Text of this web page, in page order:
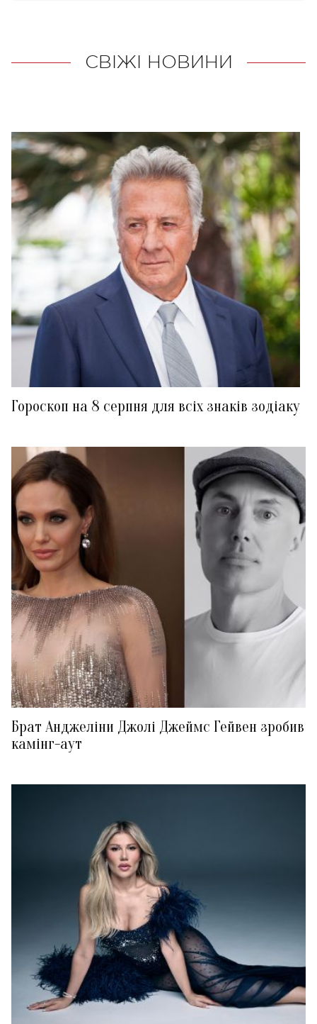
СВІЖІ НОВИНИ
Гороскоп на 8 серпня для всіх знаків зодіаку
Брат Анджеліни Джолі Джеймс Гейвен зробив
камінг-аут